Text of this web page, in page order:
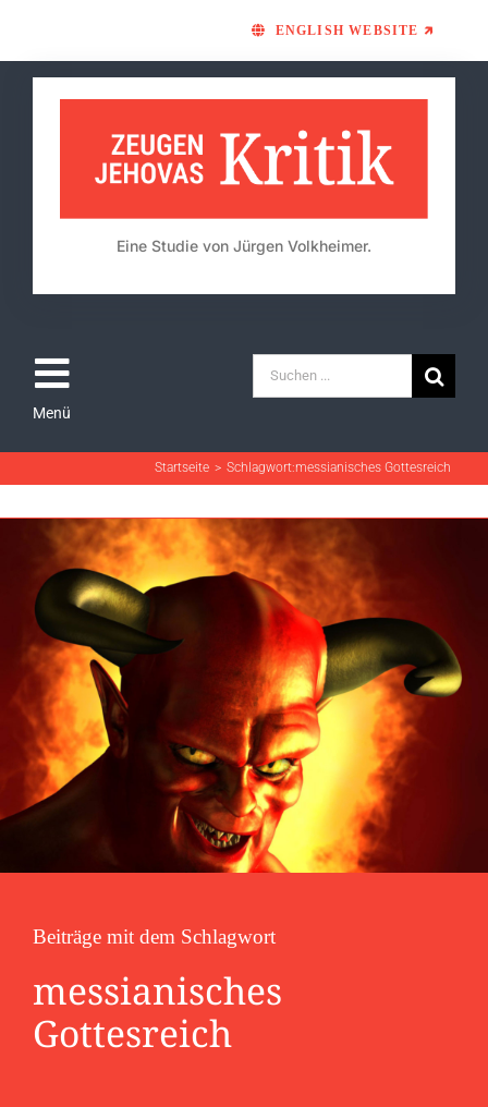
content
ENGLISH WEBSITE 🡵
Eine Studie von Jürgen Volkheimer.
Toggle
Navigation
Die Studie
Häufige Fragen
Menü
Suche
nach:
Startseite Schlagwort:messianisches Gottesreich
Beiträge mit dem Schlagwort
messianisches
Gottesreich